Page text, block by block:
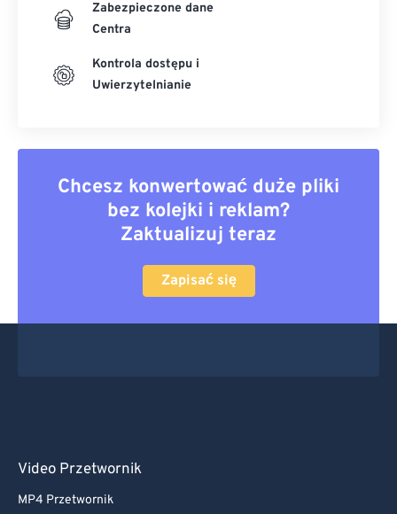
Zabezpieczone dane
Centra
Kontrola dostępu i
Uwierzytelnianie
Chcesz konwertować duże pliki
bez kolejki i reklam?
Zaktualizuj teraz
Zapisać się
Video Przetwornik
MP4 Przetwornik